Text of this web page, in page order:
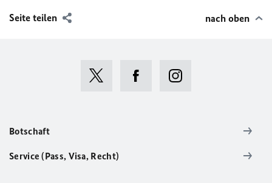
Seite teilen nach oben
Botschaft
Service (Pass, Visa, Recht)